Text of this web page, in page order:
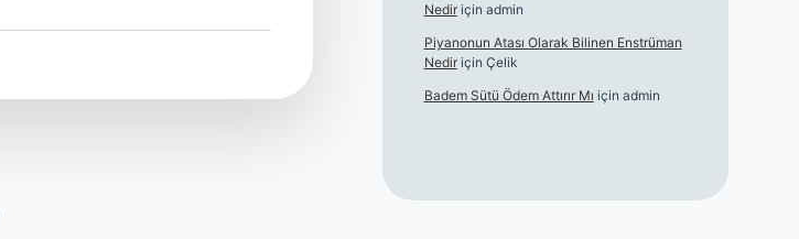
Nediriçin admin
Piyanonun Atası Olarak Bilinen Enstrüman
Nediriçin Çelik
Badem Sütü Ödem Attırır Mı için admin